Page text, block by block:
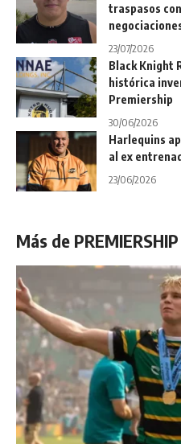
traspasos
23/07/2026
Black Knight
histórica
Premiership
30/06/2026
Harlequins
al ex
23/06/2026
Más de PREMIERSHIP